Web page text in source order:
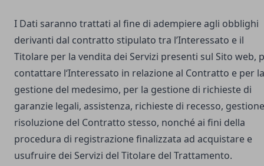
I Dati saranno trattati al fine di adempiere agli obblighi
derivanti dal contratto stipulato tra l’Interessato e il
Titolare per la vendita dei Servizi presenti sul Sito web,
contattare l‘Interessato in relazione al Contratto e per la
gestione del medesimo, per la gestione di richieste di
garanzie legali, assistenza, richieste di recesso,
risoluzione del Contratto stesso, nonché ai fini della
procedura di registrazione finalizzata ad acquistare e
usufruire dei Servizi del Titolare del Trattamento.